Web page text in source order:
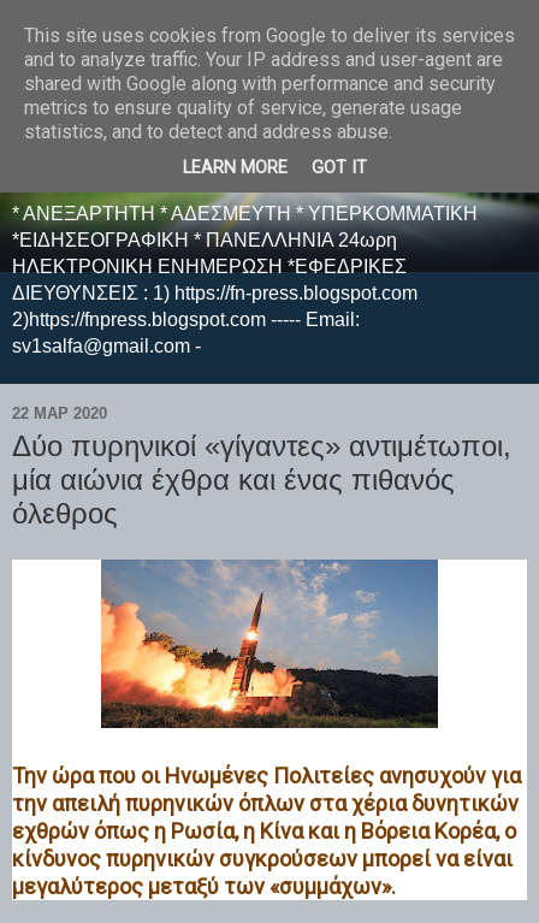
E F E N P R E S S -
ΗΛΕΚΤΡΟΝΙΚΗ
ΕΦΗΜΕΡΙΔΑ
* ΑΝΕΞΑΡΤΗΤΗ * ΑΔΕΣΜΕΥΤΗ * ΥΠΕΡΚΟΜΜΑΤΙΚΗ
*ΕΙΔΗΣΕΟΓΡΑΦΙΚΗ * ΠΑΝΕΛΛΗΝΙΑ 24ωρη
ΗΛΕΚΤΡΟΝΙΚΗ ΕΝΗΜΕΡΩΣΗ *ΕΦΕΔΡΙΚΕΣ
ΔΙΕΥΘΥΝΣΕΙΣ : 1) https://fn-press.blogspot.com
2)https://fnpress.blogspot.com ----- Email:
sv1salfa@gmail.com -
22 ΜΑΡ 2020
Δύο πυρηνικοί «γίγαντες» αντιμέτωποι,
μία αιώνια έχθρα και ένας πιθανός
όλεθρος
Την ώρα που οι Ηνωμένες Πολιτείες ανησυχούν για
την απειλή πυρηνικών όπλων στα χέρια δυνητικών
εχθρών όπως η Ρωσία, η Κίνα και η Βόρεια Κορέα, ο
κίνδυνος πυρηνικών συγκρούσεων μπορεί να είναι
μεγαλύτερος μεταξύ των «συμμάχων».
This site uses cookies from Google to deliver its services
and to analyze traffic. Your IP address and user-agent are
shared with Google along with performance and security
metrics to ensure quality of service, generate usage
statistics, and to detect and address abuse.
LEARN MORE GOT IT